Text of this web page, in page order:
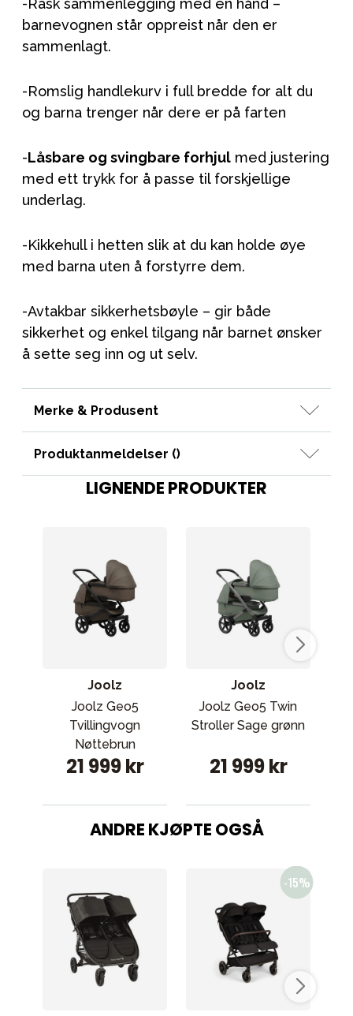
-Rask sammenlegging med én hånd –
barnevognen står oppreist når den er
sammenlagt.
-Romslig handlekurv i full bredde for alt du
og barna trenger når dere er på farten
-Låsbare og svingbare forhjul med justering
med ett trykk for å passe til forskjellige
underlag.
-Kikkehull i hetten slik at du kan holde øye
med barna uten å forstyrre dem.
-Avtakbar sikkerhetsbøyle – gir både
sikkerhet og enkel tilgang når barnet ønsker
å sette seg inn og ut selv.
Merke & Produsent
Produktanmeldelser ()
LIGNENDE PRODUKTER
Joolz
Joolz Geo5
Tvillingvogn
Nøttebrun
21 999 kr
Joolz
Joolz Geo5 Twin
Stroller Sage grønn
21 999 kr
ANDRE KJØPTE OGSÅ